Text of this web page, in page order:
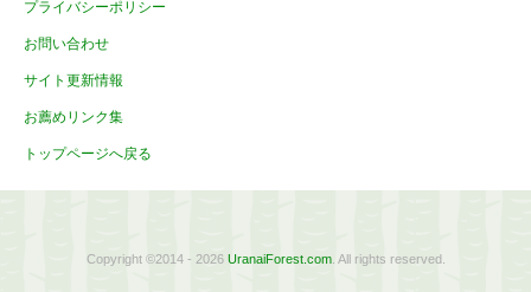
プライバシーポリシー
お問い合わせ
サイト更新情報
お薦めリンク集
トップページへ戻る
Copyright ©2014 - 2026 UranaiForest.com. All rights reserved.